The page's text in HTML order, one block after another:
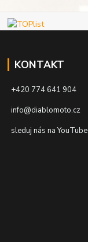
KONTAKT
+420 774 641 904
info@diablomoto.cz
sleduj nás na YouTube